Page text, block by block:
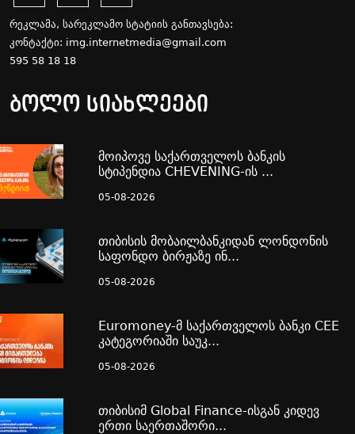
რეკლამა, სარეკლამო სტატიის განთავსება:
კონტაქტი: img.internetmedia@gmail.com
595 58 18 18
ბოლო სიახლეები
მოიპოვე საქართველოს ბანკის
სტიპენდია CHEVENING-ის ...
05-08-2026
თიბისის მობაილბანკიდან ლონდონის
საფონდო ბირჟაზე ინ...
05-08-2026
Euromoney-მ საქართველოს ბანკი CEE
კატეგორიაში საუკ...
05-08-2026
თიბისიმ Global Finance-ისგან კიდევ
ერთი საერთაშორი...